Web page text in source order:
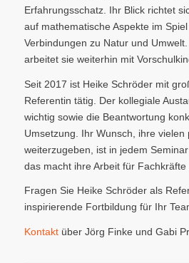
Erfahrungsschatz. Ihr Blick richtet
auf mathematische Aspekte im
Verbindungen zu Natur und
arbeitet sie weiterhin mit
Seit 2017 ist Heike Schröder mit
Referentin tätig. Der kollegiale
wichtig sowie die Beantwortung
Umsetzung. Ihr Wunsch, ihre vielen
weiterzugeben, ist in jedem
das macht ihre Arbeit für Fachkräfte
Fragen Sie Heike Schröder als
inspirierende Fortbildung für Ihr
Kontaktüber Jörg Finke und Gabi